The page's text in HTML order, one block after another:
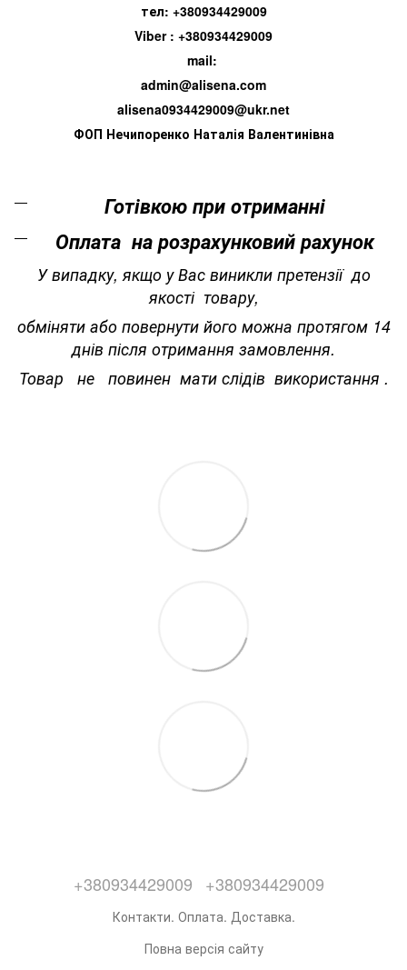
тел: +380934429009
Viber : +380934429009
mail:
admin@alisena.com
alisena0934429009@ukr.net
ФОП Нечипоренко Наталія Валентинівна
Готівкою при отриманні
Оплата на розрахунковий рахунок
У випадку, якщо у Вас виникли претензії до
якості товару,
обміняти або повернути його можна протягом 14
днів після отримання замовлення.
Товар не повинен мати слідів використання .
+380934429009 +380934429009
Контакти. Оплата. Доставка.
Повна версія сайту